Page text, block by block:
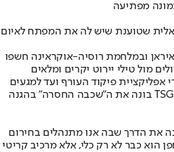
שטוענת שיש לה את המפתח לאיום
ובמלחמת רוסיה-אוקראינה חשפו
מול טילי יירוט יקרים ומלאים
פיקוד העורף ועד למגעים
לרכישת חברת רחפנים מיירטים, TSG בונה את ה"שכבה החסרה" בהגנה
את הדרך שבה אנו מתנהלים בחירום
הוא כבר לא רק כלי, אלא מרכיב קריטי